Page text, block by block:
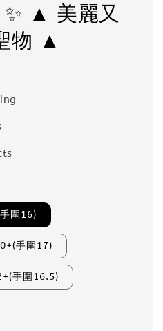
✨ ▲ 美麗又
物 ▲
圍16)
手圍17)
手圍16.5)